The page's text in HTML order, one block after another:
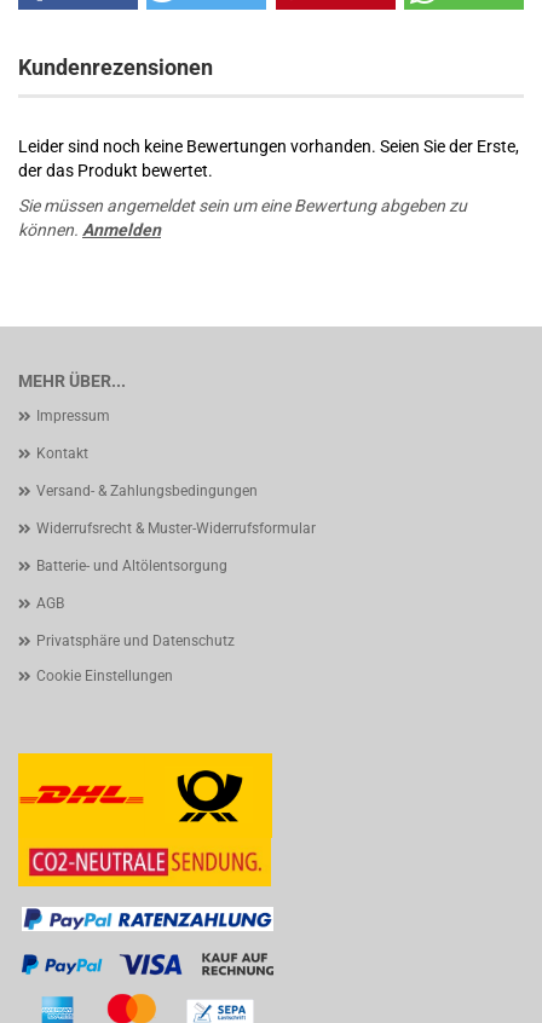
Kundenrezensionen
Leider sind noch keine Bewertungen vorhanden. Seien Sie der Erste,
der das Produkt bewertet.
Sie müssen angemeldet sein um eine Bewertung abgeben zu
können. Anmelden
MEHR ÜBER...
Impressum
Kontakt
Versand- & Zahlungsbedingungen
Widerrufsrecht & Muster-Widerrufsformular
Batterie- und Altölentsorgung
AGB
Privatsphäre und Datenschutz
Cookie Einstellungen